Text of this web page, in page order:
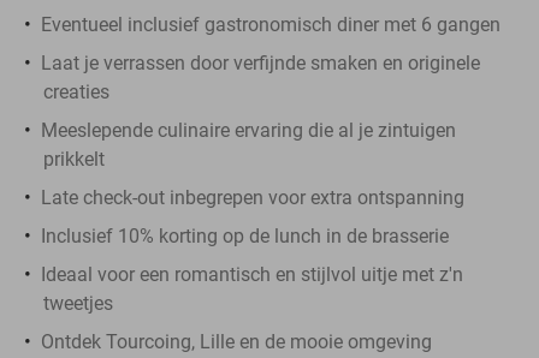
Eventueel inclusief gastronomisch diner met 6 gangen
Laat je verrassen door verfijnde smaken en originele
creaties
Meeslepende culinaire ervaring die al je zintuigen
prikkelt
Late check-out inbegrepen voor extra ontspanning
Inclusief 10% korting op de lunch in de brasserie
Ideaal voor een romantisch en stijlvol uitje met z'n
tweetjes
Ontdek Tourcoing, Lille en de mooie omgeving